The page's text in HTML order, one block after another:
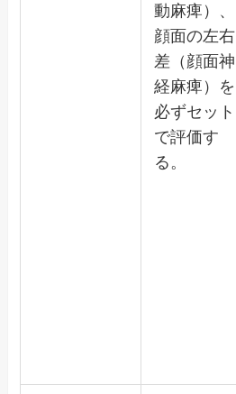
動麻痺）、
顔面の左右
差（顔面神
経麻痺）を
必ずセット
で評価す
る。